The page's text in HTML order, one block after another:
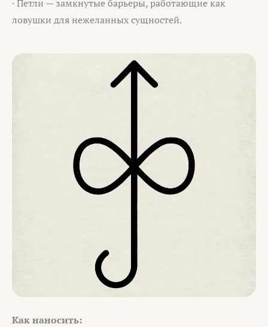
· Петли — замкнутые барьеры, работающие как
ловушки для нежеланных сущностей.
Как наносить: